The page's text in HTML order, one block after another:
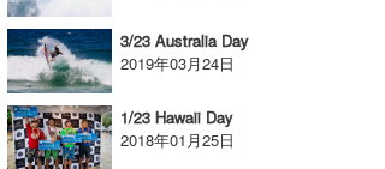
3/23 Australia Day
2019年03月24日
1/23 Hawaii Day
2018年01月25日
ハンマー
まっきー
三輪予報士